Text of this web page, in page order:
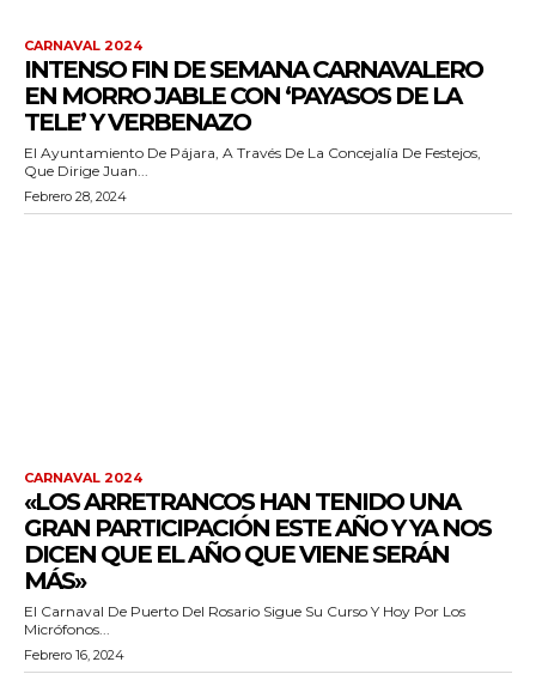
CARNAVAL 2024
INTENSO FIN DE SEMANA CARNAVALERO
EN MORRO JABLE CON ‘PAYASOS DE LA
TELE’ Y VERBENAZO
El Ayuntamiento De Pájara, A Través De La Concejalía De Festejos,
Que Dirige Juan...
Febrero 28, 2024
CARNAVAL 2024
«LOS ARRETRANCOS HAN TENIDO UNA
GRAN PARTICIPACIÓN ESTE AÑO Y YA NOS
DICEN QUE EL AÑO QUE VIENE SERÁN
MÁS»
El Carnaval De Puerto Del Rosario Sigue Su Curso Y Hoy Por Los
Micrófonos...
Febrero 16, 2024